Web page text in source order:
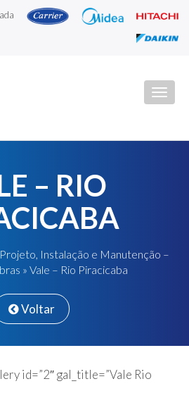
– RIO
Instalação e Manutenção –
» Vale – Rio Piracicaba
Voltar
id=”2″ gal_title=”Vale Rio